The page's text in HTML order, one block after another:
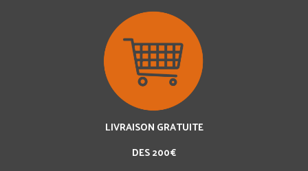
LIVRAISON GRATUITE
DES 200€